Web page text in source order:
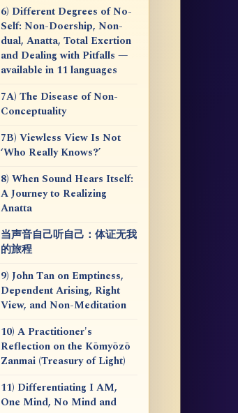
6) Different Degrees of No-
Self: Non-Doership, Non-
dual, Anatta, Total Exertion
and Dealing with Pitfalls —
available in 11 languages
7A) The Disease of Non-
Conceptuality
7B) Viewless View Is Not
‘Who Really Knows?’
8) When Sound Hears Itself:
A Journey to Realizing
Anatta
当声音自己听自己：体证无我
的旅程
9) John Tan on Emptiness,
Dependent Arising, Right
View, and Non-Meditation
10) A Practitioner's
Reflection on the Kōmyōzō
Zanmai (Treasury of Light)
11) Differentiating I AM,
One Mind, No Mind and